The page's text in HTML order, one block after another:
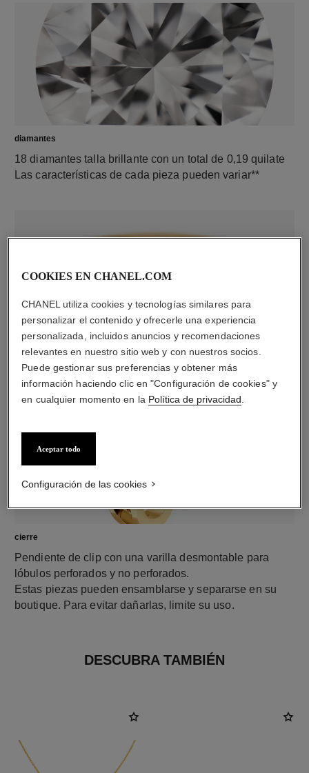
diamantes
18 diamantes talla brillante con un total de 0,19 quilate
Las características de cada pieza pueden variar**
Oro amarillo de 18 quilates
cierre
Pendiente de clip con una varilla desmontable para
lóbulos perforados y no perforados.
Estas piezas pueden ensamblarse y separarse en su
boutique. Para evitar dañarlas, limite su uso.
DESCUBRA TAMBIÉN
COOKIES EN CHANEL.COM
CHANEL utiliza cookies y tecnologías similares para
personalizar el contenido y ofrecerle una experiencia
personalizada, incluidos anuncios y recomendaciones
relevantes en nuestro sitio web y con nuestros socios.
Puede gestionar sus preferencias y obtener más
información haciendo clic en "Configuración de cookies" y
en cualquier momento en la Política de privacidad
Aceptar todo
Configuración de las cookies